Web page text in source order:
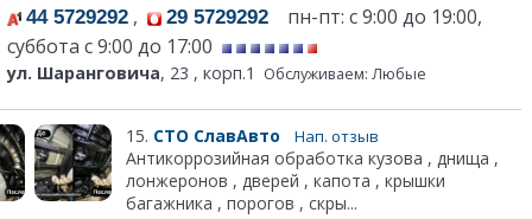
44 5729292 , 29 5729292 пн-пт: с 9:00 до 19:00,
суббота с 9:00 до 17:00
ул. Шаранговича, 23 , корп.1 Обслуживаем: Любые
15. СТО СлавАвто Нап. отзыв
Антикоррозийная обработка кузова , днища ,
лонжеронов , дверей , капота , крышки
багажника , порогов , скры...